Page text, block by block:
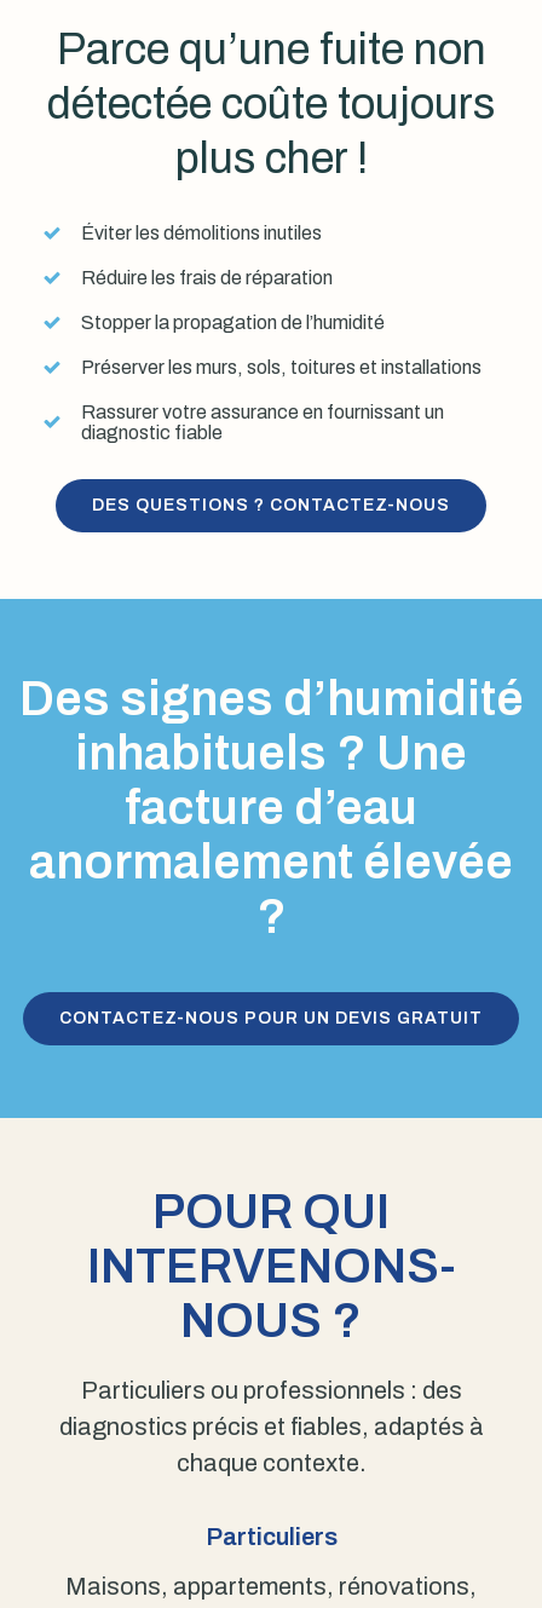
Parce qu’une fuite non
détectée coûte toujours
plus cher !
Éviter les démolitions inutiles
Réduire les frais de réparation
Stopper la propagation de l’humidité
Préserver les murs, sols, toitures et installations
Rassurer votre assurance en fournissant un
diagnostic fiable
DES QUESTIONS ? CONTACTEZ-NOUS
Des signes d’humidité
inhabituels ? Une
facture d’eau
anormalement élevée
?
CONTACTEZ-NOUS POUR UN DEVIS GRATUIT
POUR QUI
INTERVENONS-
NOUS ?
Particuliers ou professionnels : des
diagnostics précis et fiables, adaptés à
chaque contexte.
Particuliers
Maisons, appartements, rénovations,